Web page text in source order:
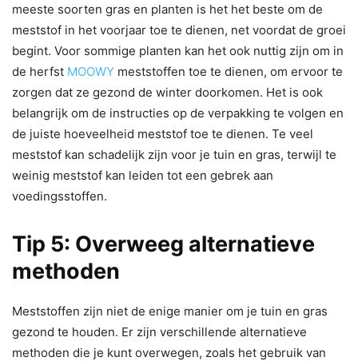
meeste soorten gras en planten is het het beste om de
meststof in het voorjaar toe te dienen, net voordat de groei
begint. Voor sommige planten kan het ook nuttig zijn om in
de herfst MOOWY meststoffen toe te dienen, om ervoor te
zorgen dat ze gezond de winter doorkomen. Het is ook
belangrijk om de instructies op de verpakking te volgen en
de juiste hoeveelheid meststof toe te dienen. Te veel
meststof kan schadelijk zijn voor je tuin en gras, terwijl te
weinig meststof kan leiden tot een gebrek aan
voedingsstoffen.
Tip 5: Overweeg alternatieve
methoden
Meststoffen zijn niet de enige manier om je tuin en gras
gezond te houden. Er zijn verschillende alternatieve
methoden die je kunt overwegen, zoals het gebruik van